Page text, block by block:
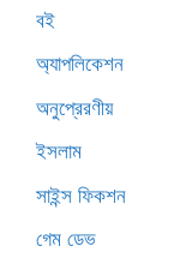
বই
অ্যাপলিকেশন
অনুপ্রেরণীয়
ইসলাম
সাইন্স ফিকশন
গেম ডেভ